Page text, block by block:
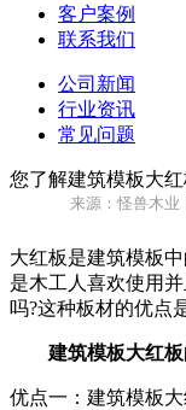
客户案例
联系我们
公司新闻
行业资讯
常见问题
您了解建筑模板大
来源：怪兽木业
大红板是建筑模板
是木工人喜欢使用
吗?这种板材的优点
建筑模板大红板
优点一：建筑模板